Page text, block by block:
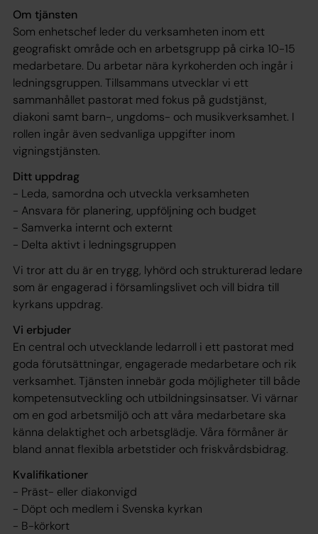
Om tjänsten
Som enhetschef leder du verksamheten inom ett
geografiskt område och en arbetsgrupp på cirka 10-15
medarbetare. Du arbetar nära kyrkoherden och ingår i
ledningsgruppen. Tillsammans utvecklar vi ett
sammanhållet pastorat med fokus på gudstjänst,
diakoni samt barn-, ungdoms- och musikverksamhet. I
rollen ingår även sedvanliga uppgifter inom
vigningstjänsten.
Ditt uppdrag
- Leda, samordna och utveckla verksamheten
- Ansvara för planering, uppföljning och budget
- Samverka internt och externt
- Delta aktivt i ledningsgruppen
Vi tror att du är en trygg, lyhörd och strukturerad ledare
som är engagerad i församlingslivet och vill bidra till
kyrkans uppdrag.
Vi erbjuder
En central och utvecklande ledarroll i ett pastorat med
goda förutsättningar, engagerade medarbetare och rik
verksamhet. Tjänsten innebär goda möjligheter till både
kompetensutveckling och utbildningsinsatser. Vi värnar
om en god arbetsmiljö och att våra medarbetare ska
känna delaktighet och arbetsglädje. Våra förmåner är
bland annat flexibla arbetstider och friskvårdsbidrag.
Kvalifikationer
- Präst- eller diakonvigd
- Döpt och medlem i Svenska kyrkan
- B-körkort